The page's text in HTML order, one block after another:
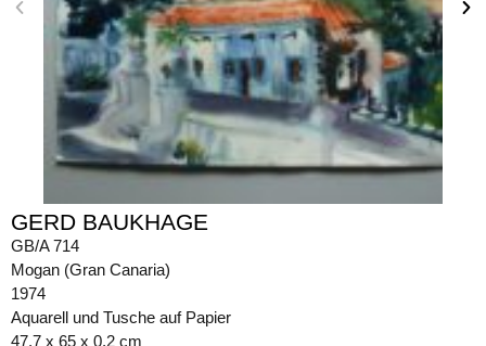
GERD BAUKHAGE
GB/A 714
Mogan (Gran Canaria)
1974
Aquarell und Tusche auf Papier
47,7 x 65 x 0,2 cm